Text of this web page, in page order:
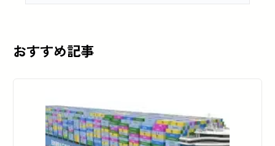
おすすめ記事